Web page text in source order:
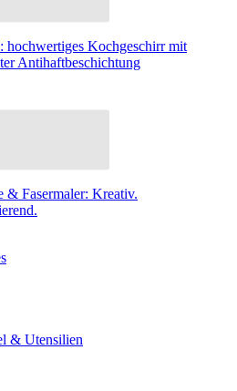
hochwertiges Kochgeschirr mit
Antihaftbeschichtung
Fasermaler: Kreativ.
& Utensilien